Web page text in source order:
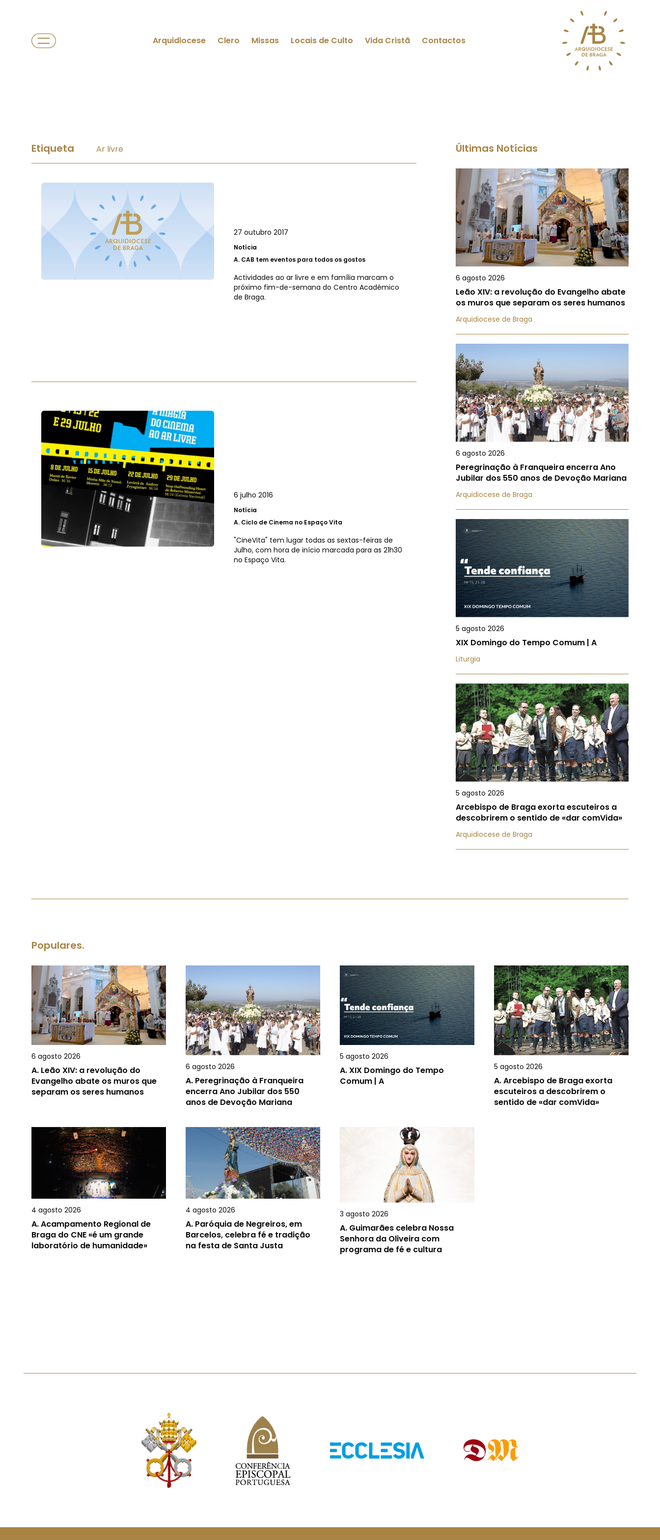
Arquidiocese Clero Missas Locais de Culto Vida Cristã Contactos
Etiqueta Ar livre
27 outubro 2017
Notícia
A. CAB tem eventos para todos os gostos
Actividades ao ar livre e em família marcam o
próximo fim-de-semana do Centro Académico
de Braga.
6 julho 2016
Notícia
A. Ciclo de Cinema no Espaço Vita
"CineVita" tem lugar todas as sextas-feiras de
Julho, com hora de início marcada para as 21h30
no Espaço Vita.
Últimas Notícias
6 agosto 2026
Leão XIV: a revolução do Evangelho abate
os muros que separam os seres humanos
Arquidiocese de Braga
6 agosto 2026
Peregrinação à Franqueira encerra Ano
Jubilar dos 550 anos de Devoção Mariana
Arquidiocese de Braga
5 agosto 2026
XIX Domingo do Tempo Comum | A
Liturgia
5 agosto 2026
Arcebispo de Braga exorta escuteiros a
descobrirem o sentido de «dar comVida»
Arquidiocese de Braga
Populares.
6 agosto 2026
A. Leão XIV: a revolução do
Evangelho abate os muros que
separam os seres humanos
6 agosto 2026
A. Peregrinação à Franqueira
encerra Ano Jubilar dos 550
anos de Devoção Mariana
5 agosto 2026
A.XIX Domingo do Tempo
Comum | A
5 agosto 2026
A.Arcebispo de Braga exorta
escuteiros a descobrirem o
sentido de «dar comVida»
4 agosto 2026
A.Acampamento Regional de
Braga do CNE «é um grande
laboratório de humanidade»
4 agosto 2026
A. Paróquia de Negreiros, em
Barcelos, celebra fé e tradição
na festa de Santa Justa
3 agosto 2026
A. Guimarães celebra Nossa
Senhora da Oliveira com
programa de fé e cultura